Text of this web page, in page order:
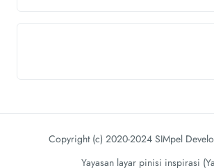
Copyright (c) 2020-2024 SIMpel
Yayasan layar pinisi inspirasi